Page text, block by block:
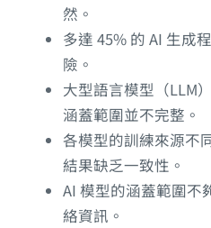
然。
多達 45% 的 AI 生成
險。
大型語言模型（LLM
涵蓋範圍並不完整。
各模型的訓練來源不
結果缺乏一致性。
AI 模型的涵蓋範圍不
絡資訊。